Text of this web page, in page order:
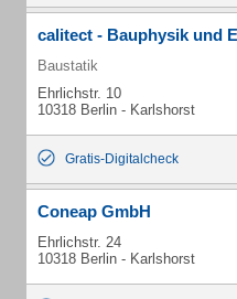
calitect - Bauphysik und
Baustatik
Ehrlichstr. 10
10318 Berlin - Karlshorst
Gratis-Digitalcheck
Coneap GmbH
Ehrlichstr. 24
10318 Berlin - Karlshorst